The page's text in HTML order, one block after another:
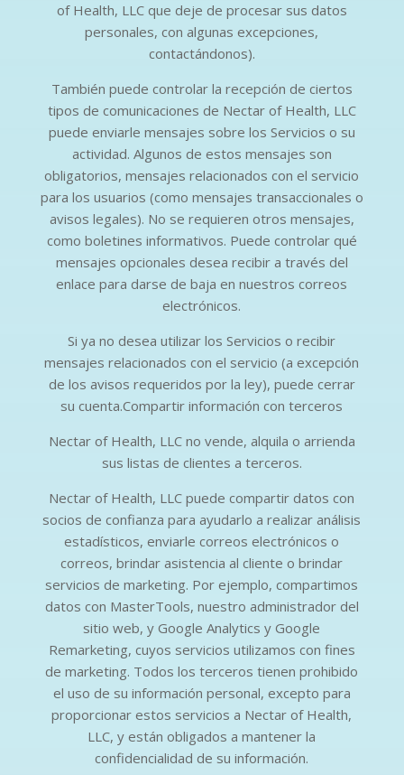
of Health, LLC que deje de procesar sus datos
personales, con algunas excepciones,
contactándonos).
También puede controlar la recepción de ciertos
tipos de comunicaciones de Nectar of Health, LLC
puede enviarle mensajes sobre los Servicios o su
actividad. Algunos de estos mensajes son
obligatorios, mensajes relacionados con el servicio
para los usuarios (como mensajes transaccionales o
avisos legales). No se requieren otros mensajes,
como boletines informativos. Puede controlar qué
mensajes opcionales desea recibir a través del
enlace para darse de baja en nuestros correos
electrónicos.
Si ya no desea utilizar los Servicios o recibir
mensajes relacionados con el servicio (a excepción
de los avisos requeridos por la ley), puede cerrar
su cuenta.Compartir información con terceros
Nectar of Health, LLC no vende, alquila o arrienda
sus listas de clientes a terceros.
Nectar of Health, LLC puede compartir datos con
socios de confianza para ayudarlo a realizar análisis
estadísticos, enviarle correos electrónicos o
correos, brindar asistencia al cliente o brindar
servicios de marketing. Por ejemplo, compartimos
datos con MasterTools, nuestro administrador del
sitio web, y Google Analytics y Google
Remarketing, cuyos servicios utilizamos con fines
de marketing. Todos los terceros tienen prohibido
el uso de su información personal, excepto para
proporcionar estos servicios a Nectar of Health,
LLC, y están obligados a mantener la
confidencialidad de su información.